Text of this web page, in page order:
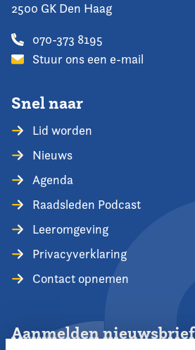
2500 GK Den Haag
070-373 8195
Stuur ons een e-mail
Snel naar
Lid worden
Nieuws
Agenda
Raadsleden Podcast
Leeromgeving
Privacyverklaring
Contact opnemen
Aanmelden nieuwsbrief